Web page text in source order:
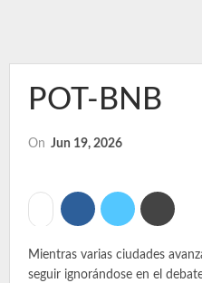
POT-BNB
On Jun 19, 2026
Mientras varias ciudades
seguir ignorándose en el